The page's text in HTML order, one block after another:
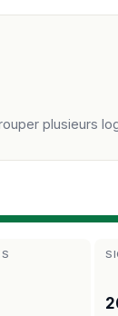
plusieurs